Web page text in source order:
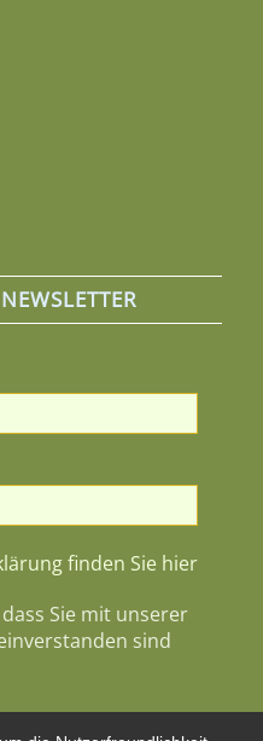
finden Sie hier
Sie mit unserer
sind